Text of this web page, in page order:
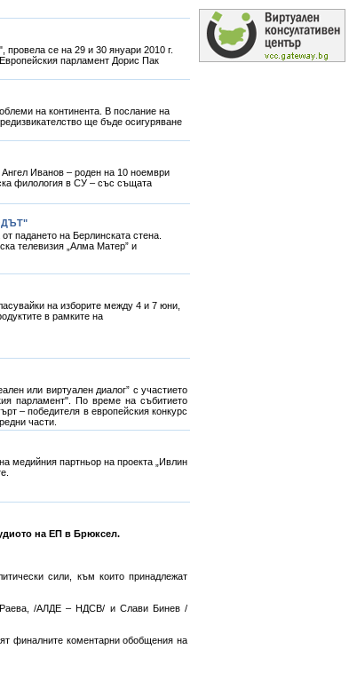
се на 29 и 30 януари 2010 г.
парламент Дорис Пак
на континента. В послание на
ще бъде осигуряване
Иванов – роден на 10 ноември
филология в СУ – със същата
падането на Берлинската стена.
телевизия „Алма Матер” и
на изборите между 4 и 7 юни,
в рамките на
или виртуален диалог” с участието
парламент". По време на събитието
– победителя в европейския конкурс
части.
медийния партньор на проекта „Ивлин
на ЕП в Брюксел.
сили, към които принадлежат
Раева, /АЛДЕ – НДСВ/ и Слави Бинев /
финалните коментарни обобщения на